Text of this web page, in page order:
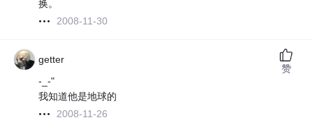
换。
2008-11-30
getter
-_-"
我知道他是地球的
2008-11-26
赞